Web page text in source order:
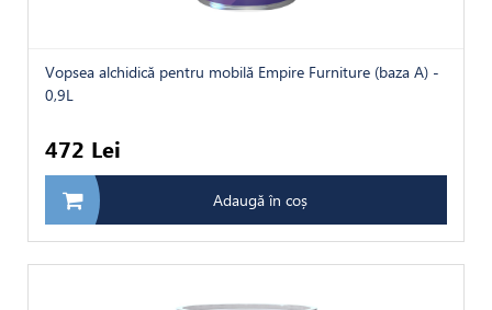
Vopsea alchidică pentru mobilă Empire Furniture (baza A) -
0,9L
472 Lei
Adaugă în coș